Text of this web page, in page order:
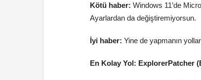
Kötü haber: Windows 11’de
Ayarlardan da değiştiremiyorsun.
İyi haber: Yine de yapmanın
En Kolay Yol: ExplorerPatcher